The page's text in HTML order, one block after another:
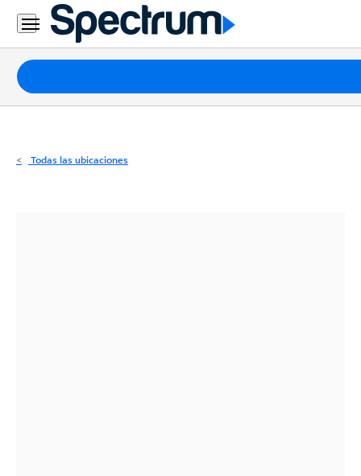
Residencial
Business
Paquetes
Internet
Todas las ubicaciones